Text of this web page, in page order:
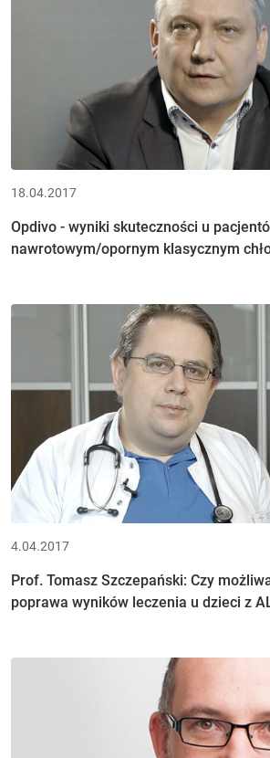
18.04.2017
Opdivo - wyniki skuteczności u
nawrotowym/opornym klasycznym
4.04.2017
Prof. Tomasz Szczepański: Czy
poprawa wyników leczenia u dzieci z